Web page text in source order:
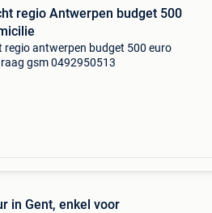
regio Antwerpen budget 500
regio antwerpen budget 500 euro
gsm 0492950513
in Gent, enkel voor